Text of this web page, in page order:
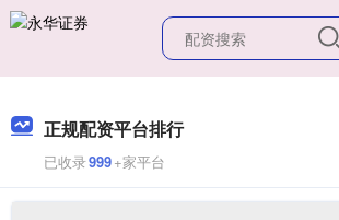
正规配资平台排行
已收录999+家平台